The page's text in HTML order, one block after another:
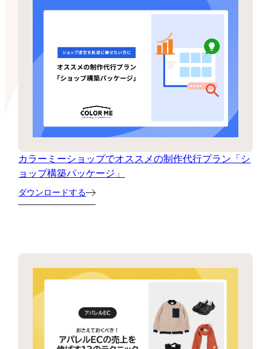
カラーミーショップでオススメの制作代行プラン「シ
ョップ構築パッケージ」
ダウンロードする